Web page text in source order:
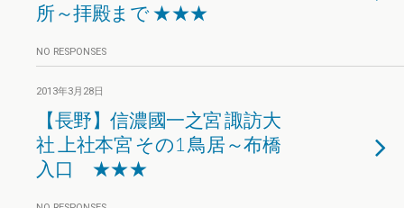
所～拝殿まで ★★★
NO RESPONSES
2013年3月28日
【長野】信濃國一之宮 諏訪大
社 上社本宮 その1 鳥居～布橋
入口 ★★★